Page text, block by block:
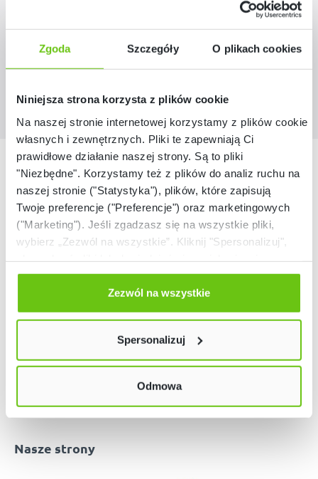
Zgoda Szczegóły O plikach cookies
Niniejsza strona korzysta z plików cookie
Na naszej stronie internetowej korzystamy z plików cookie:
własnych i zewnętrznych. Pliki te zapewniają Ci
prawidłowe działanie naszej strony. Są to pliki
"Niezbędne". Korzystamy też z plików do analiz ruchu na
naszej stronie ("Statystyka"), plików, które zapisują
Twoje preferencje ("Preferencje") oraz marketingowych
("Marketing"). Jeśli zgadzasz się na wszystkie pliki,
wybierz „Zezwól na wszystkie”. Kliknij "Spersonalizuj",
Odmów zgody poprzez przycisk „Odmowa”. Wtedy
użyjemy tylko plików niezbędnych dla naszej strony.
Twój wybór możesz zmienić przez kliknięcie przycisku w
Polityce prywatności
Zezwól na wszystkie
Spersonalizuj
Odmowa
2 699,90 zł
Nasze marki
Nasze strony